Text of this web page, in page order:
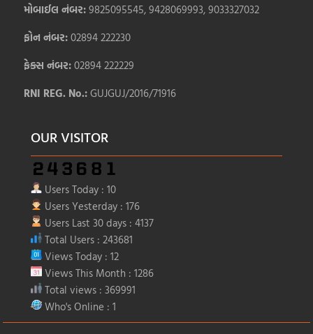
મોબાઈલ નંબર:9825095545, 9428069993, 9033327032
ફોન નંબર:02894 222230
ફેક્સ નંબર:02894 222229
RNI REG. No.:GUJGUJ/2016/71916
OUR VISITOR
Users Today : 10
Users Yesterday : 176
Users Last 30 days : 4137
Total Users : 243681
Views Today : 12
Views This Month : 1286
Total views : 369991
Who's Online : 1